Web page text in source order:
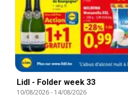
Lidl - Folder week 33
10/08/2026- 14/08/2026